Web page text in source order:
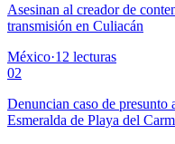
Asesinan al creador de
transmisión en Culiacán
México·12 lecturas
02
Denuncian caso de
Esmeralda de Playa del